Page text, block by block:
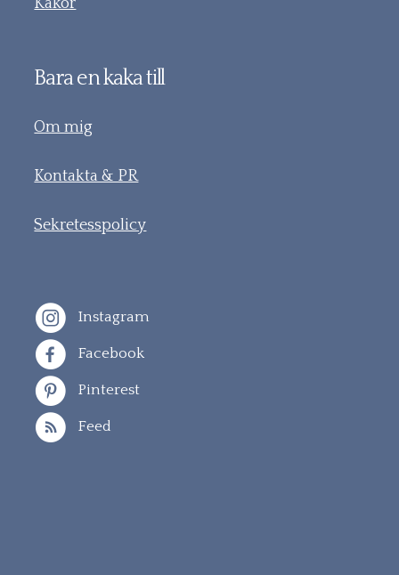
Bara en kaka till
Om mig
Kontakta & PR
Sekretesspolicy
Instagram
Facebook
Pinterest
Feed